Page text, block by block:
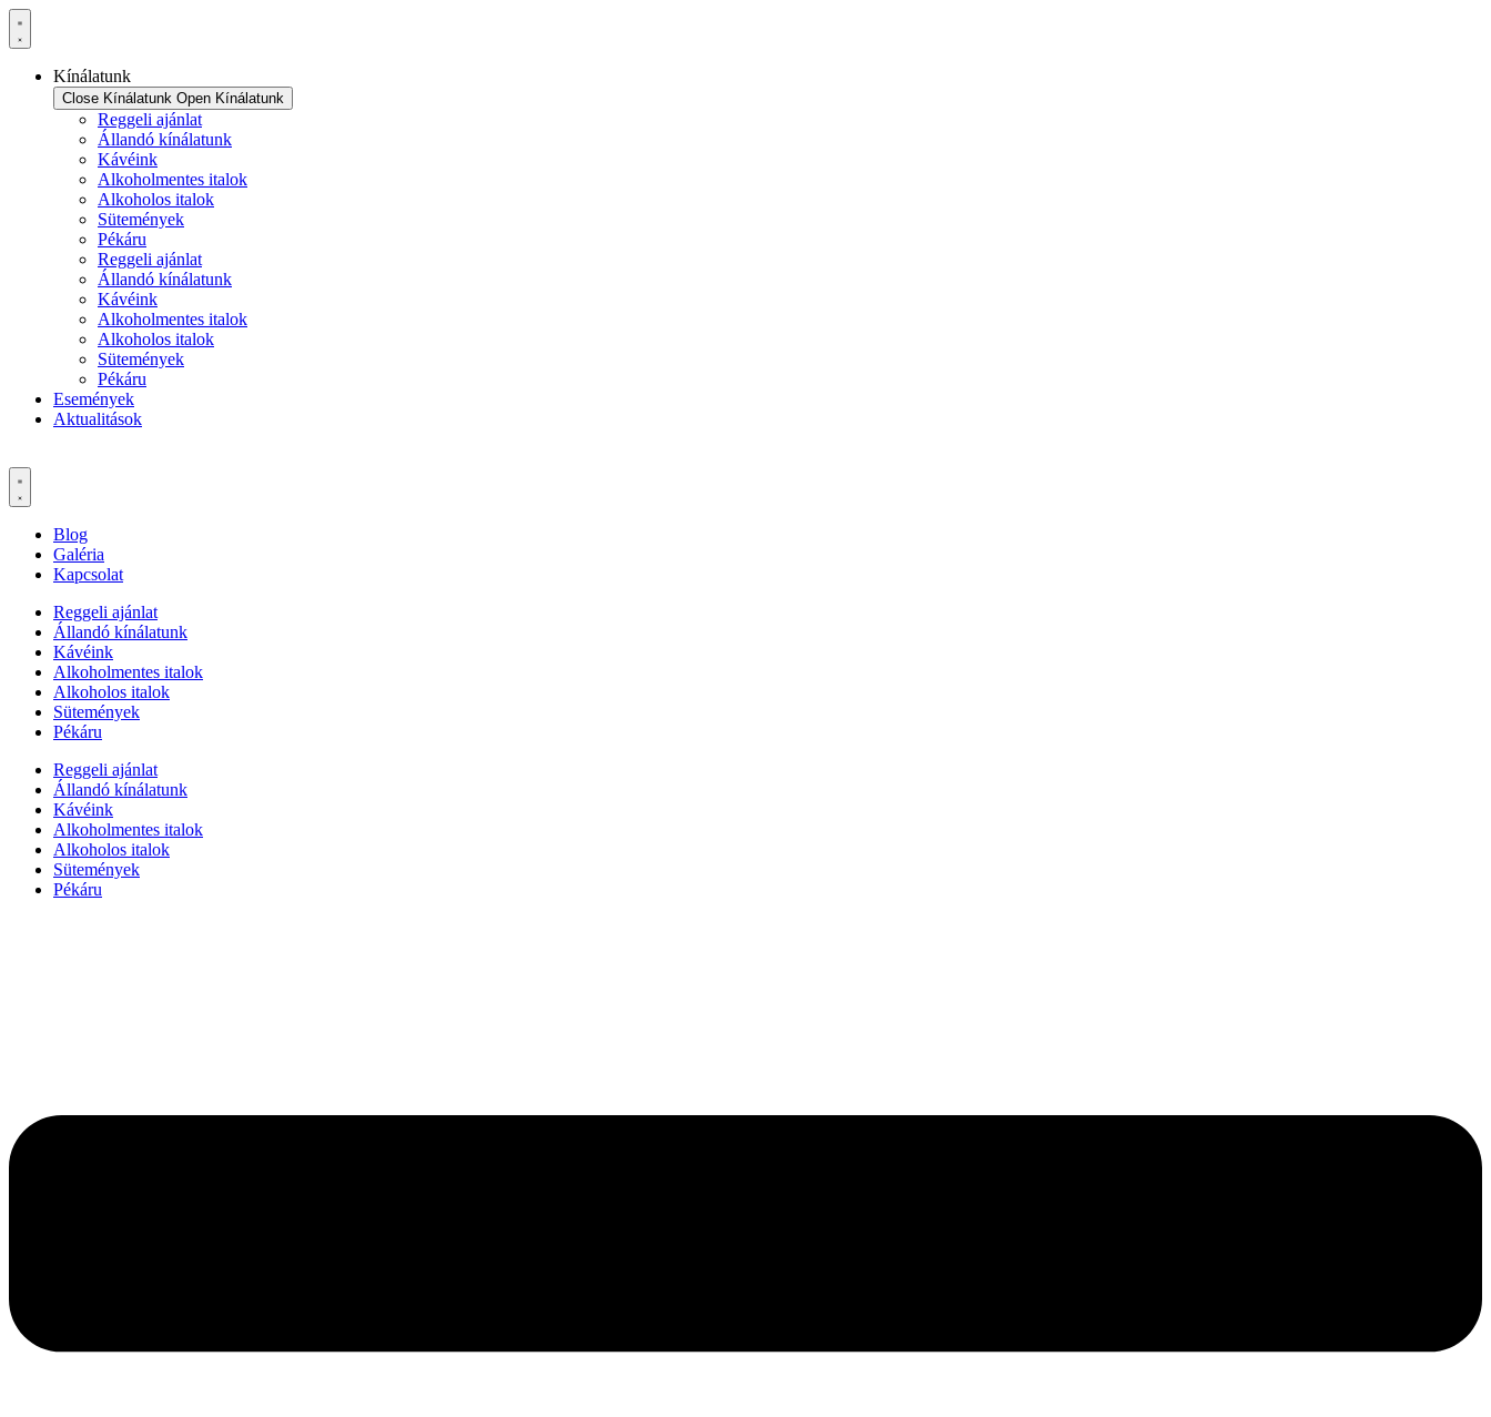
Ugrás
Kínálatunk
Close Kínálatunk Open Kínálatunk
Reggeli ajánlat
Állandó kínálatunk
Kávéink
Alkoholmentes italok
Alkoholos italok
Sütemények
Pékáru
Reggeli ajánlat
Állandó kínálatunk
Kávéink
Alkoholmentes italok
Alkoholos italok
Sütemények
Pékáru
Események
Aktualitások
Blog
Galéria
Kapcsolat
Reggeli ajánlat
Állandó kínálatunk
Kávéink
Alkoholmentes italok
Alkoholos italok
Sütemények
Pékáru
Reggeli ajánlat
Állandó kínálatunk
Kávéink
Alkoholmentes italok
Alkoholos italok
Sütemények
Pékáru